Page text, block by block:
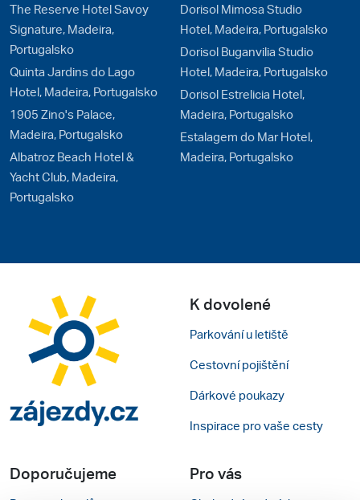
The Reserve Hotel Savoy
Signature, Madeira,
Portugalsko
Quinta Jardins do Lago
Hotel, Madeira, Portugalsko
1905 Zino's Palace,
Madeira, Portugalsko
Albatroz Beach Hotel &
Yacht Club, Madeira,
Portugalsko
Dorisol Mimosa Studio
Hotel, Madeira, Portugalsko
Dorisol Buganvilia Studio
Hotel, Madeira, Portugalsko
Dorisol Estrelicia Hotel,
Madeira, Portugalsko
Estalagem do Mar Hotel,
Madeira, Portugalsko
K dovolené
Parkování u letiště
Cestovní pojištění
Dárkové poukazy
Inspirace pro vaše cesty
Doporučujeme Pro vás